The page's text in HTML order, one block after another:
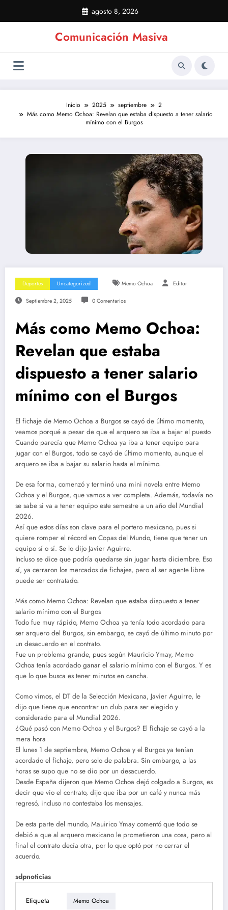
contenido
agosto 8, 2026
Comunicación Masiva
Inicio 2025 septiembre
2
Más como Memo Ochoa: Revelan que estaba dispuesto a tener salario
mínimo con el Burgos
Deportes Uncategorized Memo Ochoa Editor
Septiembre 2, 2025 0 Comentarios
Más como Memo Ochoa:
Revelan que estaba
dispuesto a tener salario
mínimo con el Burgos
El fichaje de Memo Ochoa a Burgos se cayó de último momento,
veamos porqué a pesar de que el arquero se iba a bajar el puesto
Cuando parecía que Memo Ochoa ya iba a tener equipo para
jugar con el Burgos, todo se cayó de último momento, aunque el
arquero se iba a bajar su salario hasta el mínimo.
De esa forma, comenzó y terminó una mini novela entre Memo
Ochoa y el Burgos, que vamos a ver completa. Además, todavía no
se sabe si va a tener equipo este semestre a un año del Mundial
2026.
Así que estos días son clave para el portero mexicano, pues si
quiere romper el récord en Copas del Mundo, tiene que tener un
equipo sí o sí. Se lo dijo Javier Aguirre.
Incluso se dice que podría quedarse sin jugar hasta diciembre. Eso
sí, ya cerraron los mercados de fichajes, pero al ser agente libre
puede ser contratado.
Más como Memo Ochoa: Revelan que estaba dispuesto a tener
salario mínimo con el Burgos
Todo fue muy rápido, Memo Ochoa ya tenía todo acordado para
ser arquero del Burgos, sin embargo, se cayó de último minuto por
un desacuerdo en el contrato.
Fue un problema grande, pues según Mauricio Ymay, Memo
Ochoa tenía acordado ganar el salario mínimo con el Burgos. Y es
que lo que busca es tener minutos en cancha.
Como vimos, el DT de la Selección Mexicana, Javier Aguirre, le
dijo que tiene que encontrar un club para ser elegido y
considerado para el Mundial 2026.
¿Qué pasó con Memo Ochoa y el Burgos? El fichaje se cayó a la
mera hora
El lunes 1 de septiembre, Memo Ochoa y el Burgos ya tenían
acordado el fichaje, pero solo de palabra. Sin embargo, a las
horas se supo que no se dio por un desacuerdo.
Desde España dijeron que Memo Ochoa dejó colgado a Burgos, es
decir que vio el contrato, dijo que iba por un café y nunca más
regresó, incluso no contestaba los mensajes.
De esta parte del mundo, Mauirico Ymay comentó que todo se
debió a que al arquero mexicano le prometieron una cosa, pero al
final el contrato decía otra, por lo que optó por no cerrar el
acuerdo.
sdpnoticias
Etiqueta Memo Ochoa